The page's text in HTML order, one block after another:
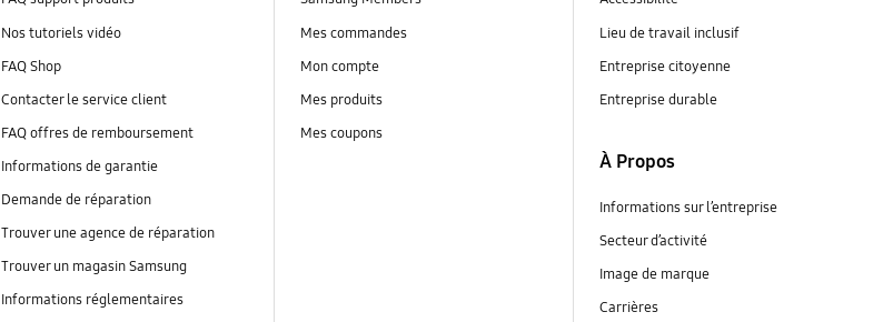
Nos tutoriels vidéo
FAQ Shop
Contacter le service client
FAQ offres de remboursement
Informations de garantie
Demande de réparation
Trouver une agence de réparation
Trouver un magasin Samsung
Informations réglementaires
Mes commandes
Mon compte
Mes produits
Mes coupons
Lieu de travail inclusif
Entreprise citoyenne
Entreprise durable
À Propos
Informations sur l’entreprise
Secteur d’activité
Image de marque
Carrières